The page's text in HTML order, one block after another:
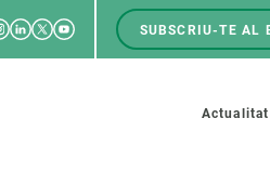
Linkedin
TwitterYoutube
Menú
SUBSCRIU-TE AL
Actualitat